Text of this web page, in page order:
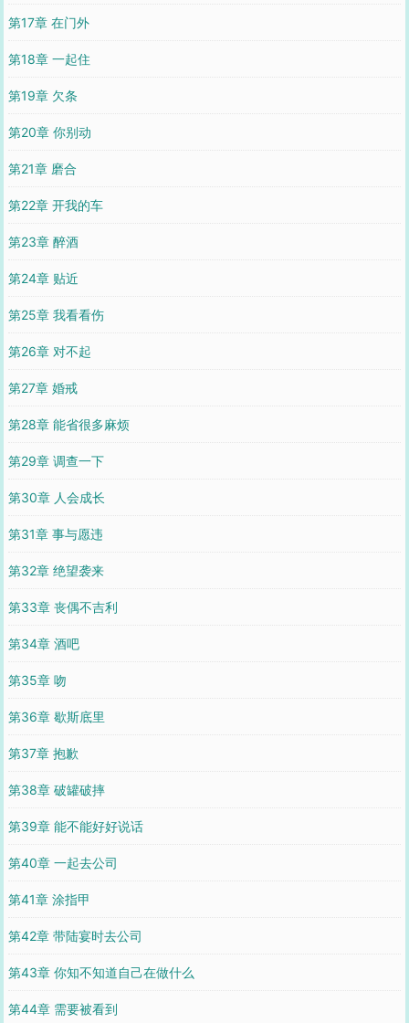
第17章 在门外
第18章 一起住
第19章 欠条
第20章 你别动
第21章 磨合
第22章 开我的车
第23章 醉酒
第24章 贴近
第25章 我看看伤
第26章 对不起
第27章 婚戒
第28章 能省很多麻烦
第29章 调查一下
第30章 人会成长
第31章 事与愿违
第32章 绝望袭来
第33章 丧偶不吉利
第34章 酒吧
第35章 吻
第36章 歇斯底里
第37章 抱歉
第38章 破罐破摔
第39章 能不能好好说话
第40章 一起去公司
第41章 涂指甲
第42章 带陆宴时去公司
第43章 你知不知道自己在做什么
第44章 需要被看到